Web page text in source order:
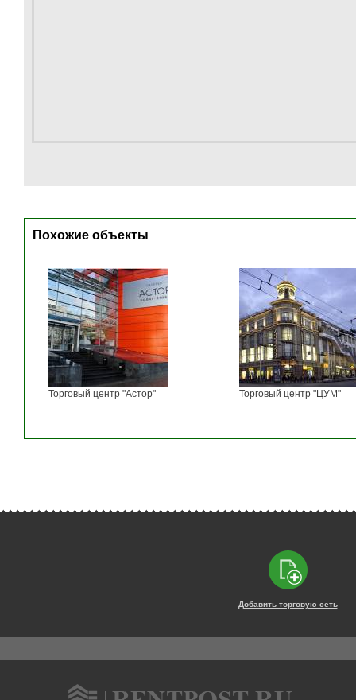
Похожие объекты
Торговый центр "Астор" Торговый центр "ЦУМ"
Добавить торговую сеть